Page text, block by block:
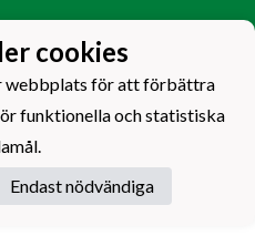
cookies
webbplats för att förbättra
funktionella och statistiska
Endast nödvändiga